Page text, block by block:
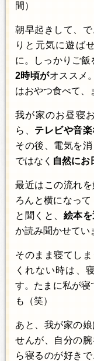
間）
朝早起きして、
りと元気に遊ば
に。しっかりご飯
2時頃がオススメ
はおやつ食べて、
我が家のお昼寝
ら、 テレビや音
その後、電気を
ではなく 自然にお
最近はこの流れ
ろんと横になっ
と聞くと、 絵本
か読み聞かせてい
そのまま寝てし
くれない時は、
す。たまに私が寝
も（笑）
あと、我が家の
せんが、自分の
ら寝るのが好き